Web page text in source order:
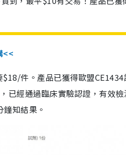
<<
件。產品已獲得歐盟
已經通過臨床實驗認證，有效
知結果。